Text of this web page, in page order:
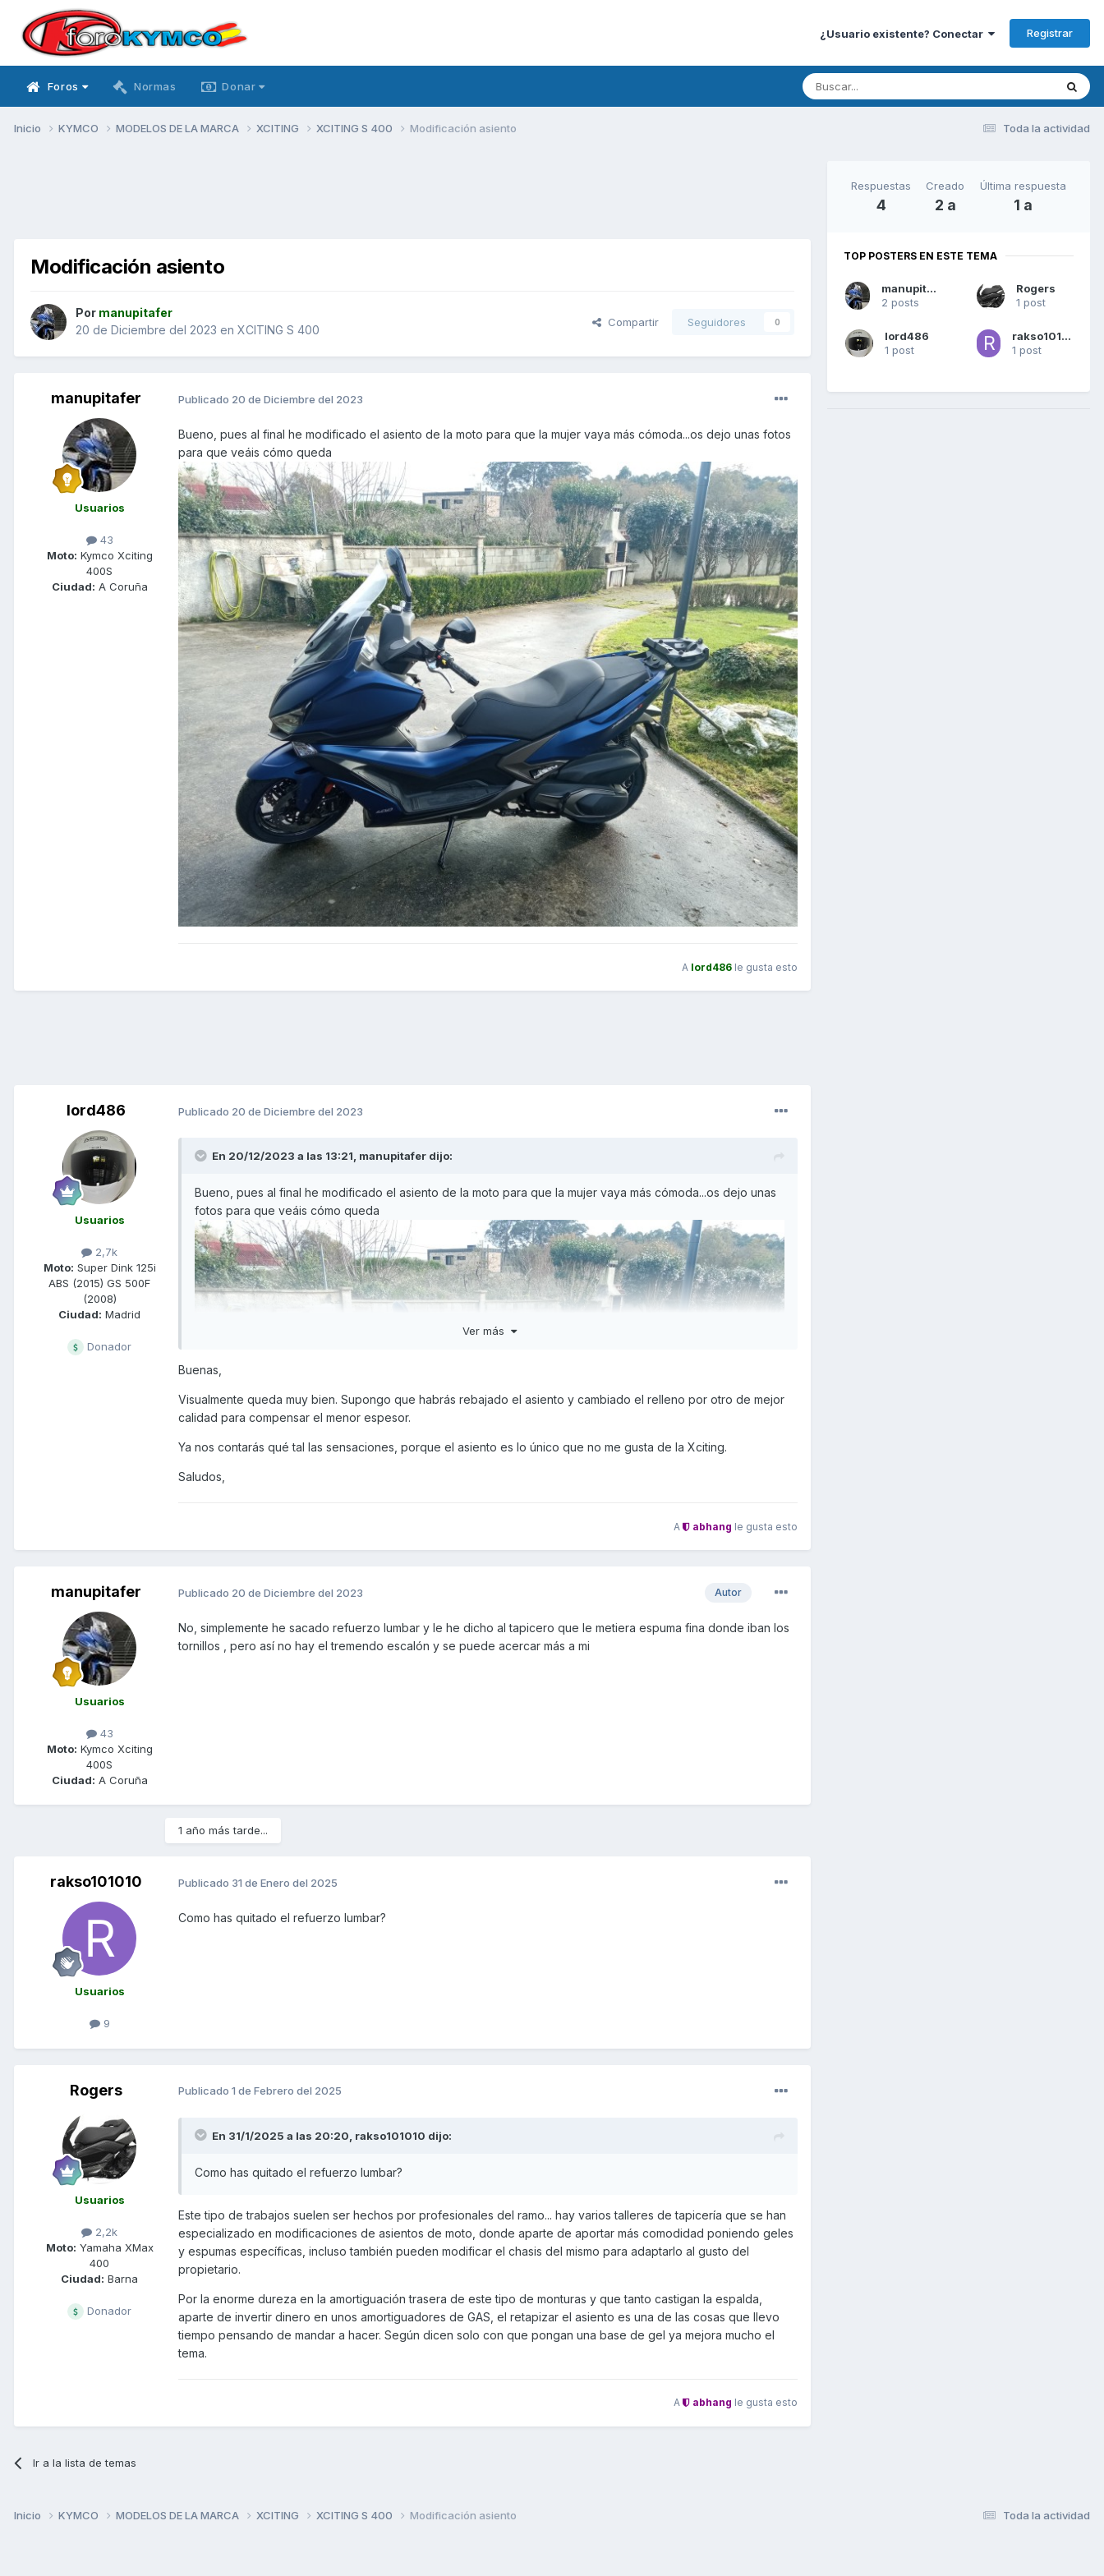
¿Usuario existente? Conectar Registrar
Foros Normas Donar
Toda la actividad
Inicio KYMCO MODELOS DE LA MARCA XCITING XCITING S 400 Modificación asiento
Modificación asiento
Por manupitafer
20 de Diciembre del 2023 en XCITING S 400
Compartir Seguidores 0
manupitafer
Usuarios
43
Moto: Kymco Xciting
400S
Ciudad: A Coruña
Publicado 20 de Diciembre del 2023
Bueno, pues al final he modificado el asiento de la moto para que la mujer vaya más cómoda...os dejo unas fotos
para que veáis cómo queda
A lord486 le gusta esto
lord486
Usuarios
2,7k
Moto: Super Dink 125i
ABS (2015) GS 500F
(2008)
Ciudad: Madrid
Donador
Publicado 20 de Diciembre del 2023
En 20/12/2023 a las 13:21, manupitafer dijo:
Bueno, pues al final he modificado el asiento de la moto para que la mujer vaya más cómoda...os dejo unas
fotos para que veáis cómo queda
Ver más
Buenas,
Visualmente queda muy bien. Supongo que habrás rebajado el asiento y cambiado el relleno por otro de mejor
calidad para compensar el menor espesor.
Ya nos contarás qué tal las sensaciones, porque el asiento es lo único que no me gusta de la Xciting.
Saludos,
A abhang le gusta esto
manupitafer
Usuarios
43
Moto: Kymco Xciting
400S
Ciudad: A Coruña
Autor
Publicado 20 de Diciembre del 2023
No, simplemente he sacado refuerzo lumbar y le he dicho al tapicero que le metiera espuma fina donde iban los
tornillos , pero así no hay el tremendo escalón y se puede acercar más a mi
1 año más tarde...
rakso101010
Usuarios
9
Publicado 31 de Enero del 2025
Como has quitado el refuerzo lumbar?
Rogers
Usuarios
2,2k
Moto: Yamaha XMax
400
Ciudad: Barna
Donador
Publicado 1 de Febrero del 2025
En 31/1/2025 a las 20:20, rakso101010 dijo:
Como has quitado el refuerzo lumbar?
Este tipo de trabajos suelen ser hechos por profesionales del ramo... hay varios talleres de tapicería que se han
especializado en modificaciones de asientos de moto, donde aparte de aportar más comodidad poniendo geles
y espumas específicas, incluso también pueden modificar el chasis del mismo para adaptarlo al gusto del
propietario.
Por la enorme dureza en la amortiguación trasera de este tipo de monturas y que tanto castigan la espalda,
aparte de invertir dinero en unos amortiguadores de GAS, el retapizar el asiento es una de las cosas que llevo
tiempo pensando de mandar a hacer. Según dicen solo con que pongan una base de gel ya mejora mucho el
tema.
A abhang le gusta esto
Ir a la lista de temas
Respuestas
4
Creado
2 a
Última respuesta
1 a
TOP POSTERS EN ESTE TEMA
manupitafer
2 posts
Rogers
1 post
lord486
1 post
rakso101010
1 post
Toda la actividad
Inicio KYMCO MODELOS DE LA MARCA XCITING XCITING S 400 Modificación asiento